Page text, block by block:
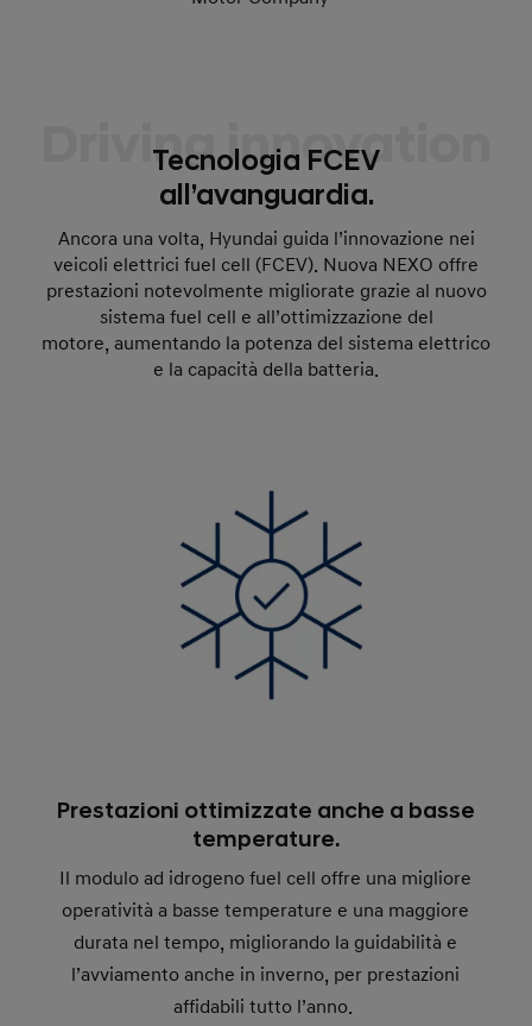
Driving innovation
Tecnologia FCEV
all’avanguardia.
Ancora una volta, Hyundai guida l’innovazione nei
veicoli elettrici fuel cell (FCEV). Nuova NEXO offre
prestazioni notevolmente migliorate grazie al nuovo
sistema fuel cell e all’ottimizzazione del
motore, aumentando la potenza del sistema elettrico
e la capacità della batteria.
Prestazioni ottimizzate anche a basse
temperature.
Il modulo ad idrogeno fuel cell offre una migliore
operatività a basse temperature e una maggiore
durata nel tempo, migliorando la guidabilità e
l’avviamento anche in inverno, per prestazioni
affidabili tutto l’anno.